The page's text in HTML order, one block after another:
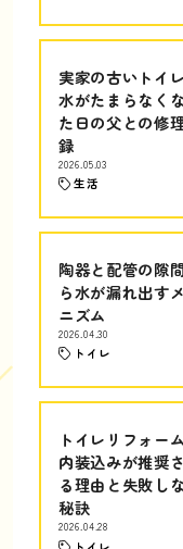
実家の古いトイ
水がたまらなく
た日の父との修
録
2026.05.03
生活
陶器と配管の隙
ら水が漏れ出す
ニズム
2026.04.30
トイレ
トイレリフォー
内装込みが推奨
る理由と失敗し
秘訣
2026.04.28